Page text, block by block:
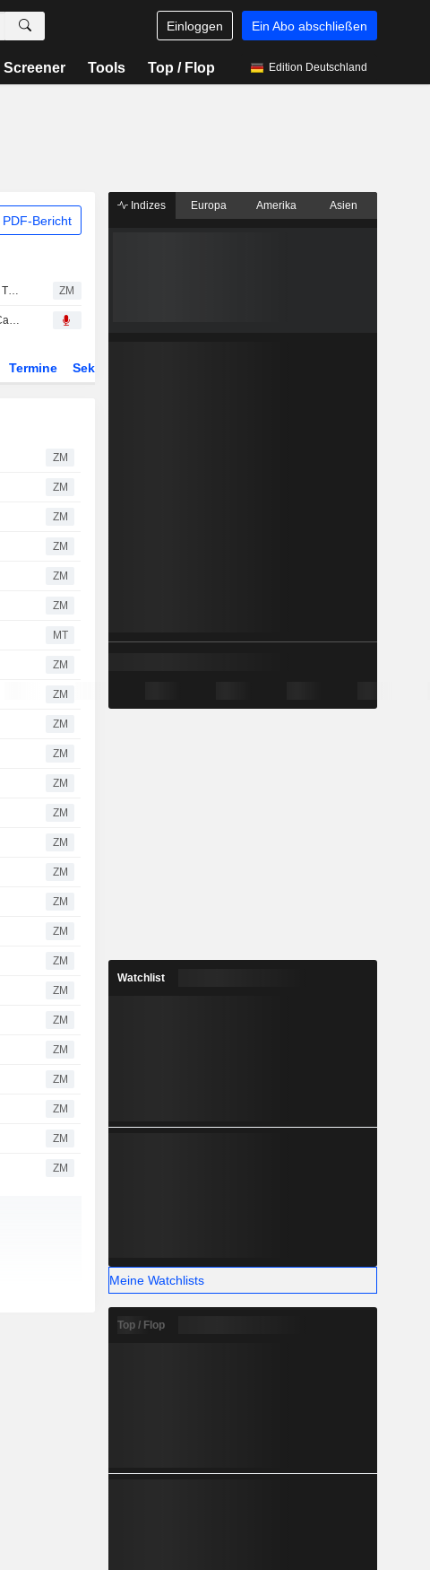
Einloggen Ein Abo abschließen
Screener Tools Top / Flop Edition Deutschland
PDF-Bericht
ASSURANT, INC. : Bewertung von Truist Securities zum Kaufen erhalten ZM
Assurant, Inc., Q2 2026 Earnings Call, Aug 05, 2026
Termine Sektor
ZM
ZM
ZM
ZM
ZM
ZM
MT
ZM
ZM
ZM
ZM
ZM
ZM
ZM
ZM
ZM
ZM
ZM
ZM
ZM
ZM
ZM
ZM
ZM
ZM
Indizes Europa Amerika Asien
Watchlist
Meine Watchlists
Top / Flop